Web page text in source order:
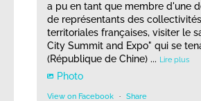
a pu en tant que membre d'une
de représentants des collectivités
territoriales françaises, visiter le
City Summit and Expo" qui se
(République de Chine) ... Lire plus
Photo
View on Facebook · Share